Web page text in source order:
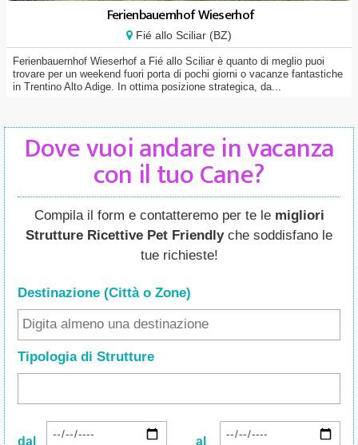
Ferienbauernhof Wieserhof
Fié allo Sciliar (BZ)
Ferienbauernhof Wieserhof a Fié allo Sciliar è quanto di meglio puoi
trovare per un weekend fuori porta di pochi giorni o vacanze fantastiche
in Trentino Alto Adige. In ottima posizione strategica, da...
Dove vuoi andare in vacanza
con il tuo Cane?
Compila il form e contatteremo per te le migliori
Strutture Ricettive Pet Friendlyche soddisfano le
tue richieste!
Destinazione (Città o Zone)
Tipologia di Strutture
dal al